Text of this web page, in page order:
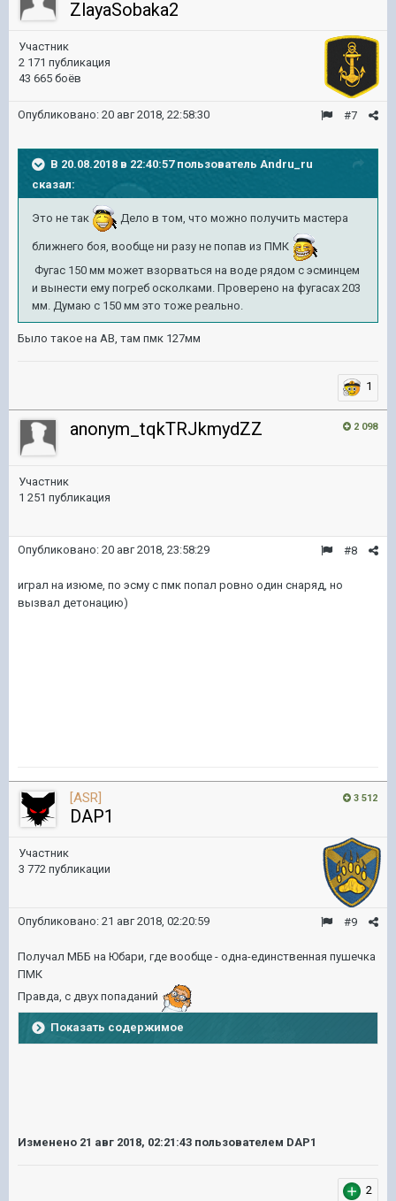
ZlayaSobaka2
Участник
2 171 публикация
43 665 боёв
#7
Опубликовано: 20 авг 2018, 22:58:30
В 20.08.2018 в 22:40:57 пользователь Andru_ru
сказал:
Это не так Дело в том, что можно получить мастера
ближнего боя, вообще ни разу не попав из ПМК
Фугас 150 мм может взорваться на воде рядом с эсминцем
и вынести ему погреб осколками. Проверено на фугасах 203
мм. Думаю с 150 мм это тоже реально.
Было такое на АВ, там пмк 127мм
1
2 098
anonym_tqkTRJkmydZZ
Участник
1 251 публикация
#8
Опубликовано: 20 авг 2018, 23:58:29
играл на изюме, по эсму с пмк попал ровно один снаряд, но
вызвал детонацию)
3 512
[ASR]
DAP1
Участник
3 772 публикации
#9
Опубликовано: 21 авг 2018, 02:20:59
Получал МББ на Юбари, где вообще - одна-единственная пушечка
ПМК
Правда, с двух попаданий
Показать содержимое
Изменено 21 авг 2018, 02:21:43 пользователем DAP1
2